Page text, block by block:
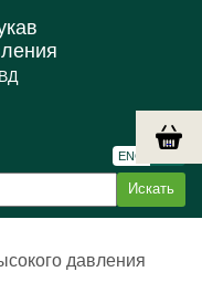
ENG
давления